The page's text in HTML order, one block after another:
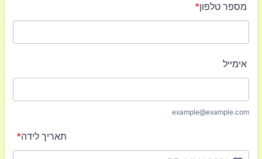
מספר טלפון*
אימייל
example@example.com
תאריך לידה*